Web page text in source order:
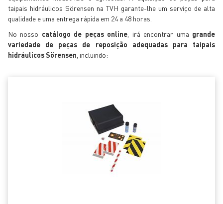
taipais hidráulicos Sörensen na TVH garante-lhe um serviço de alta
qualidade e uma entrega rápida em 24 a 48 horas.
No nosso catálogo de peças online , irá encontrar uma grande
variedade de peças de reposição adequadas para taipais
hidráulicos Sörensen , incluindo: